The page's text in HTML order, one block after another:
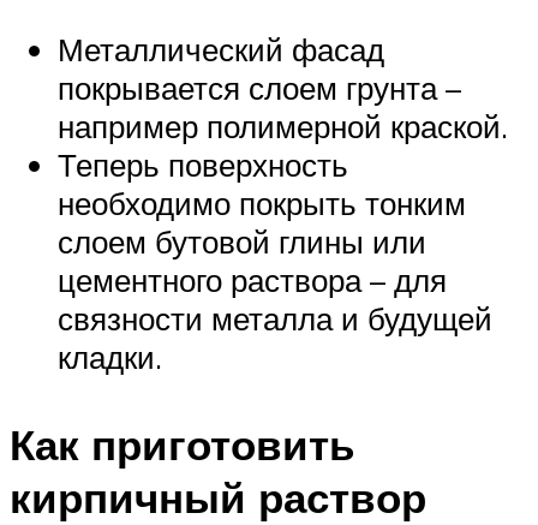
Металлический фасад
покрывается слоем грунта –
например полимерной краской.
Теперь поверхность
необходимо покрыть тонким
слоем бутовой глины или
цементного раствора – для
связности металла и будущей
кладки.
Как приготовить
кирпичный раствор